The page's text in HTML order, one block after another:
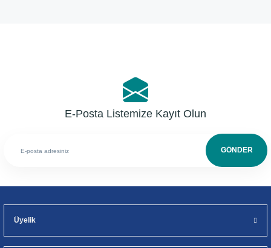
E-Posta Listemize Kayıt Olun
GÖNDER
Üyelik